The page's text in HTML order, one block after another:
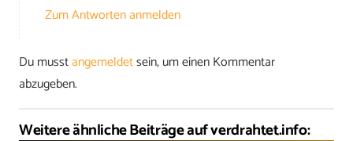
Zum Antworten anmelden
Du musstangemeldetsein, um einen Kommentar
abzugeben.
Weitere ähnliche Beiträge auf verdrahtet.info: